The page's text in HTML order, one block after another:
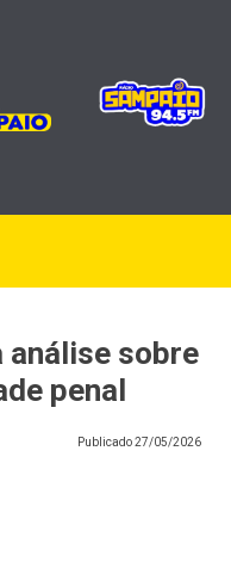
análise sobre
penal
Publicado27/05/2026